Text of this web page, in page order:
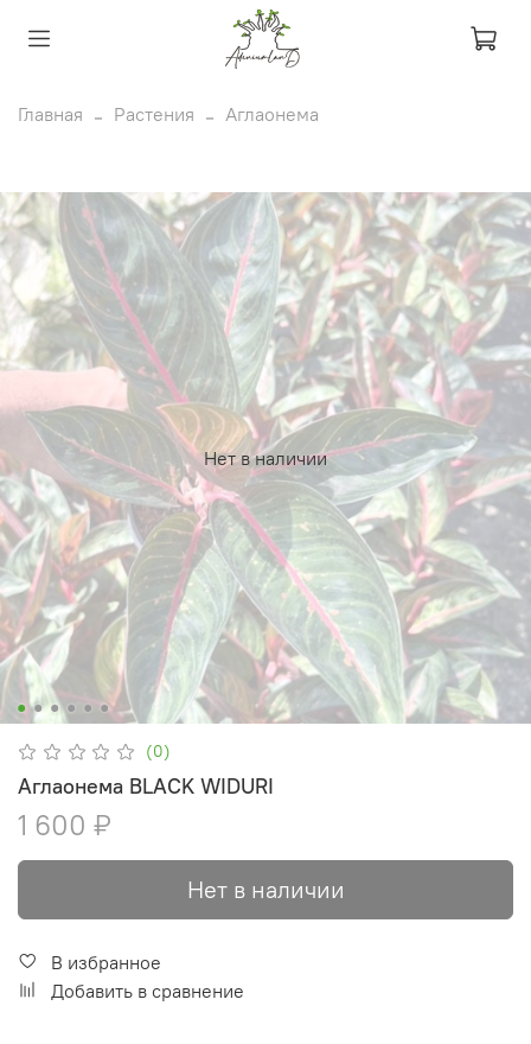
Главная Растения Аглаонема
Нет в наличии
(0)
Аглаонема BLACK WIDURI
1 600 ₽
Нет в наличии
В избранное
Добавить в сравнение